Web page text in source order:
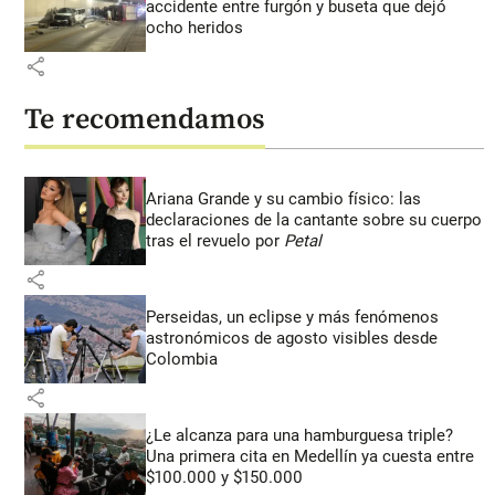
accidente entre furgón y buseta que dejó
ocho heridos
share
Te recomendamos
Ariana Grande y su cambio físico: las
declaraciones de la cantante sobre su cuerpo
tras el revuelo por Petal
share
Perseidas, un eclipse y más fenómenos
astronómicos de agosto visibles desde
Colombia
share
¿Le alcanza para una hamburguesa triple?
Una primera cita en Medellín ya cuesta entre
$100.000 y $150.000